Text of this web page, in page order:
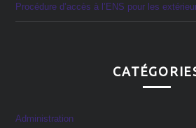
Procédure d’accès à l’ENS pour les
Administration